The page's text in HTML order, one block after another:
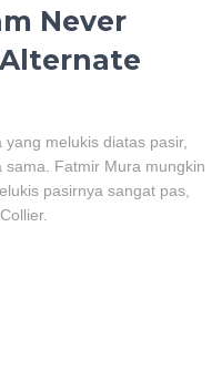
Never
melukis diatas pasir,
Fatmir Mura mungkin
pasirnya sangat pas,